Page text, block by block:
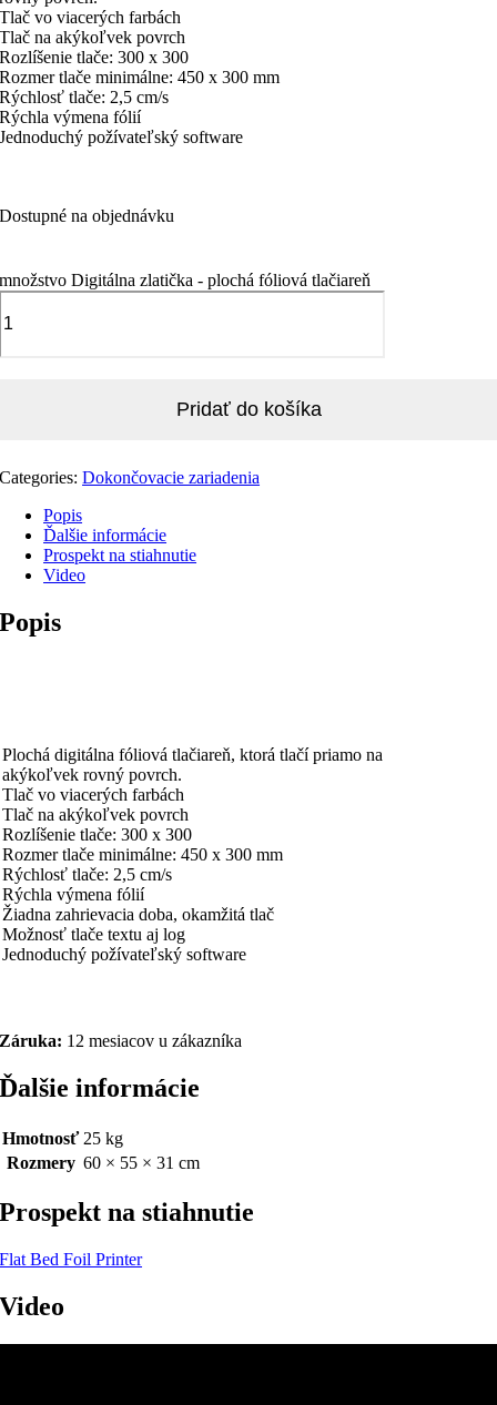
Tlač vo viacerých farbách
Tlač na akýkoľvek povrch
Rozlíšenie tlače: 300 x 300
Rozmer tlače minimálne: 450 x 300 mm
Rýchlosť tlače: 2,5 cm/s
Rýchla výmena fólií
Jednoduchý požívateľský software
Dostupné na objednávku
množstvo Digitálna zlatička - plochá fóliová tlačiareň
Pridať do košíka
Categories:Dokončovacie zariadenia
Popis
Ďalšie informácie
Prospekt na stiahnutie
Video
Popis
Plochá digitálna fóliová tlačiareň, ktorá tlačí priamo na
akýkoľvek rovný povrch.
Tlač vo viacerých farbách
Tlač na akýkoľvek povrch
Rozlíšenie tlače: 300 x 300
Rozmer tlače minimálne: 450 x 300 mm
Rýchlosť tlače: 2,5 cm/s
Rýchla výmena fólií
Žiadna zahrievacia doba, okamžitá tlač
Možnosť tlače textu aj log
Jednoduchý požívateľský software
Záruka: 12 mesiacov u zákazníka
Ďalšie informácie
Hmotnosť 25 kg
Rozmery 60 × 55 × 31 cm
Prospekt na stiahnutie
Flat Bed Foil Printer
Video